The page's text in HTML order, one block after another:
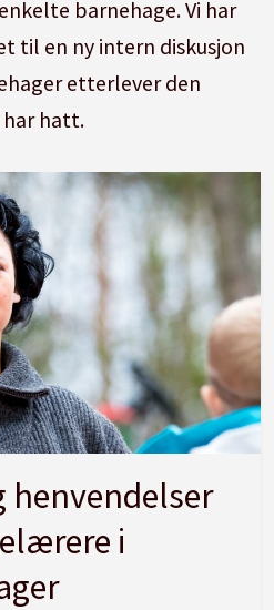
barnehage. Vi har
til en ny intern diskusjon
etterlever den
hatt.
henvendelser
i